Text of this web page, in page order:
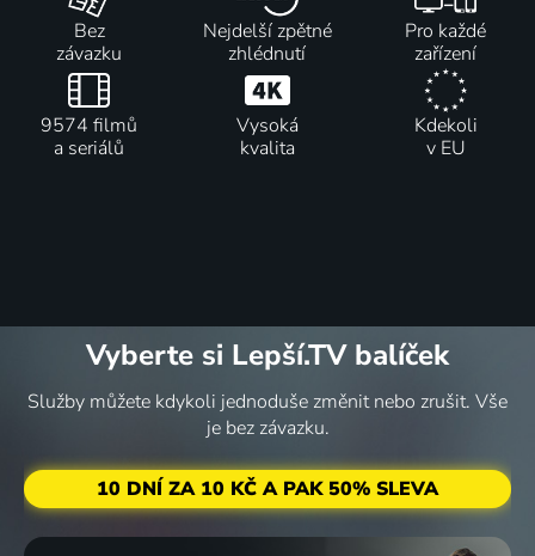
Bez
závazku
Nejdelší zpětné
zhlédnutí
Pro každé
zařízení
9574 filmů
a seriálů
Vysoká
kvalita
Kdekoli
v EU
Vyberte si Lepší.TV balíček
Služby můžete kdykoli jednoduše změnit nebo zrušit. Vše
je bez závazku.
10 DNÍ ZA 10 KČ A PAK 50% SLEVA